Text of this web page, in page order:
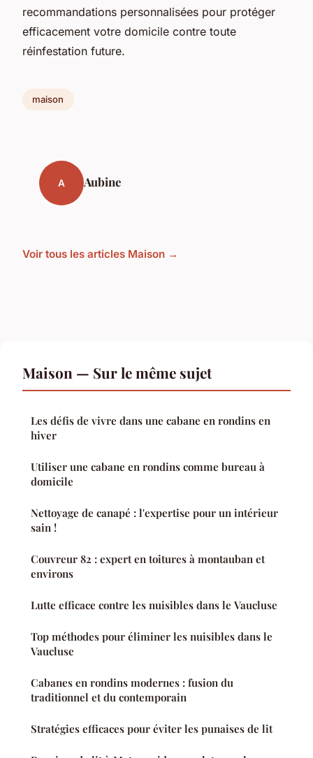
recommandations personnalisées pour protéger
efficacement votre domicile contre toute
réinfestation future.
maison
A Aubine
Voir tous les articles Maison →
Maison — Sur le même sujet
Les défis de vivre dans une cabane en rondins en
hiver
Utiliser une cabane en rondins comme bureau à
domicile
Nettoyage de canapé : l'expertise pour un intérieur
sain !
Couvreur 82 : expert en toitures à montauban et
environs
Lutte efficace contre les nuisibles dans le Vaucluse
Top méthodes pour éliminer les nuisibles dans le
Vaucluse
Cabanes en rondins modernes : fusion du
traditionnel et du contemporain
Stratégies efficaces pour éviter les punaises de lit